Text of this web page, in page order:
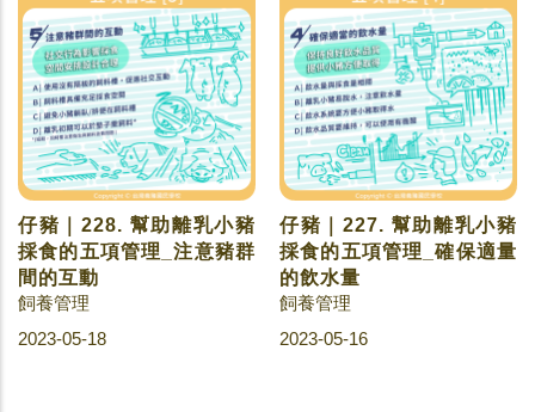
仔豬｜228. 幫助離乳小豬
採食的五項管理_注意豬群
間的互動
飼養管理
2023-05-18
仔豬｜227. 幫助離乳小豬
採食的五項管理_確保適量
的飲水量
飼養管理
2023-05-16